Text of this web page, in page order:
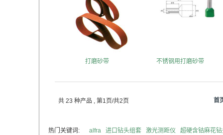
打磨砂带 不锈钢用打磨砂带
共 23 种产品 , 第1页/共2页 首
热门关键词: alfra 进口钻头组套 激光测距仪
超硬含钴麻花